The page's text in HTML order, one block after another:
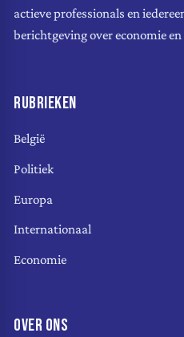
actieve professionals en
berichtgeving over economie
RUBRIEKEN
België
Politiek
Europa
Internationaal
Economie
OVER ONS